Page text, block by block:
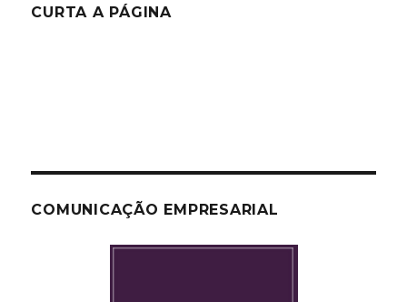
CURTA A PÁGINA
COMUNICAÇÃO EMPRESARIAL